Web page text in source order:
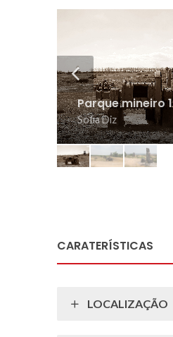
Parque mineiro 1
Sofia Diz
CARATERÍSTICAS
LOCALIZAÇÃO